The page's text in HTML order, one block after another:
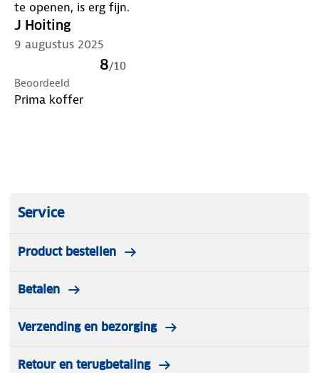
te openen, is erg fijn.
J Hoiting
9 augustus 2025
8/10
Beoordeeld
Prima koffer
Service
Product bestellen
Betalen
Verzending en bezorging
Retour en terugbetaling